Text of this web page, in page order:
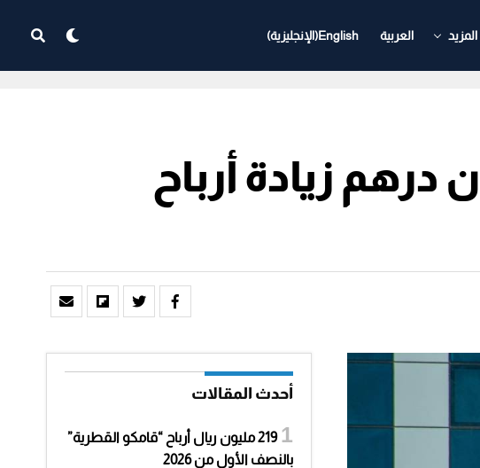
المزيد العربية English
(الإنجليزية)
يتوقع 100 مليون درهم زيادة أرباح
أحدث المقالات
219 مليون ريال أرباح “قامكو القطرية”
بالنصف الأول من 2026